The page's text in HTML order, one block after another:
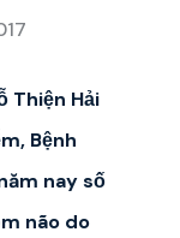
Thiện Hải
Bệnh
nay số
não do